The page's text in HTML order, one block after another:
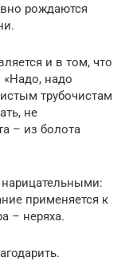
рождаются
и в том, что
надо
трубочистам
не
– из болота
применяется к
– неряха.